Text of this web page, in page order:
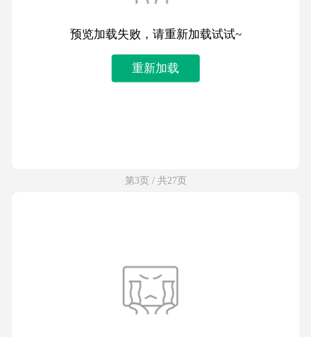
预览加载失败，请重新加载试试~
重新加载
第3页 / 共27页